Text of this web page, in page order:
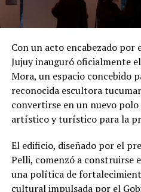
Con un acto encabezado por
Jujuy inauguró oficialmente
Mora, un espacio concebido
reconocida escultora
convertirse en un nuevo
artístico y turístico para la
El edificio, diseñado por el
Pelli, comenzó a construirse
una política de
cultural impulsada por el